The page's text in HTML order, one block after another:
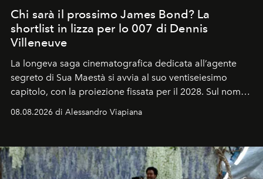
Chi sarà il prossimo James Bond? La
shortlist in lizza per lo 007 di Dennis
Villeneuve
La longeva saga cinematografica dedicata all’agente
segreto di Sua Maestà si avvia al suo ventiseiesimo
capitolo, con la proiezione fissata per il 2028. Sul nome
Craig, però, regna ancora il più assoluto riserbo.
08.08.2026 di Alessandro Viapiana